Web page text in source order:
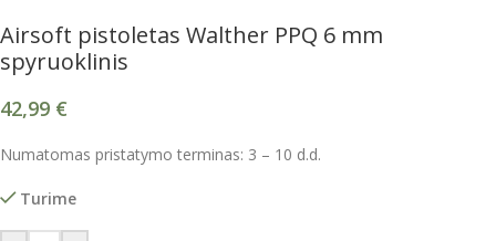
Airsoft pistoletas Walther PPQ 6 mm
spyruoklinis
42,99 €
Numatomas pristatymo terminas: 3 – 10 d.d.
Turime